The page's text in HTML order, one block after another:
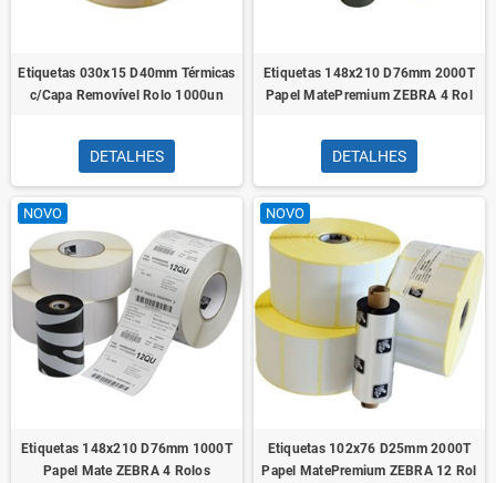
Etiquetas 030x15 D40mm Térmicas
c/Capa Removível Rolo 1000un
DETALHES
Etiquetas 148x210 D76mm 2000T
Papel MatePremium ZEBRA 4 Rol
DETALHES
NOVO
Etiquetas 148x210 D76mm 1000T
Papel Mate ZEBRA 4 Rolos
NOVO
Etiquetas 102x76 D25mm 2000T
Papel MatePremium ZEBRA 12 Rol